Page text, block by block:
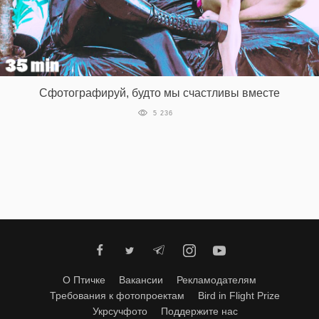
Сфотографируй, будто мы счастливы вместе
5 236
О Птичке Вакансии
Рекламодателям
Требования к фотопроектам
Bird in Flight Prize
Укрсучфото
Поддержите нас